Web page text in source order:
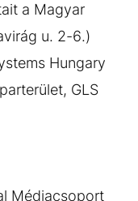
a Magyar
u. 2-6.)
Hungary
GLS
Médiacsoport